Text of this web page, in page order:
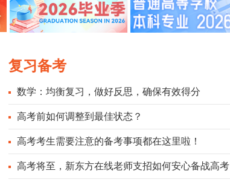
复习备考
数学：均衡复习，做好反思，确保有效得分
高考前如何调整到最佳状态？
高考考生需要注意的备考事项都在这里啦！
高考将至，新东方在线老师支招如何安心备战高考